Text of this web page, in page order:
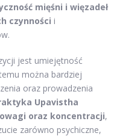
mięśni i więzadeł
czynności i
jest umiejętność
można bardziej
oraz prowadzenia
Upavistha
oraz koncentracji,
zarówno psychiczne,